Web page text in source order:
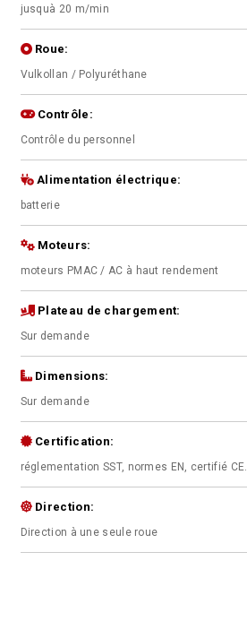
jusquà 20 m/min
Roue:
Vulkollan / Polyuréthane
Contrôle:
Contrôle du personnel
Alimentation électrique:
batterie
Moteurs:
moteurs PMAC / AC à haut rendement
Plateau de chargement:
Sur demande
Dimensions:
Sur demande
Certification:
réglementation SST, normes EN, certifié CE.
Direction:
Direction à une seule roue